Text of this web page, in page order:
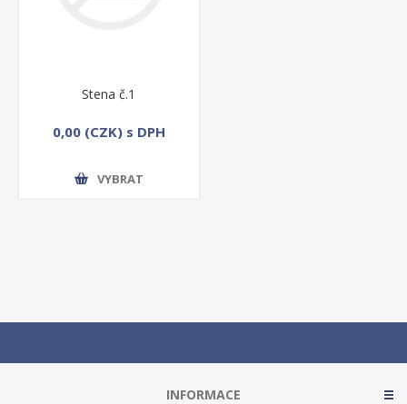
Stena č.1
0,00 (CZK) s DPH
VYBRAT
INFORMACE